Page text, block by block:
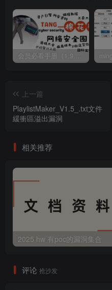
会员必看手册（1.9.0版本 26.4.5更新）
上一篇
PlaylistMaker_V1.5_.txt文件
緩衝區溢出漏洞
相关推荐
2025 hw 有poc的漏洞集合
评论 抢沙发